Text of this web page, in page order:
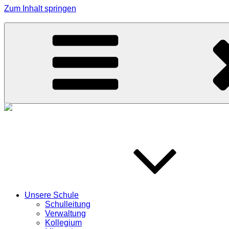
Zum Inhalt springen
Grundschule Effeltrich
Unsere Schule
Schulleitung
Verwaltung
Kollegium